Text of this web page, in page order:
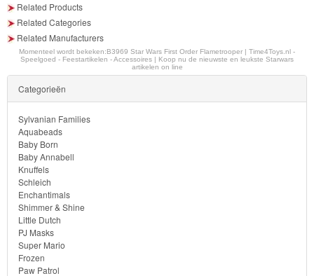
Goede
dinosaurus
Dora
-
Diego
Hello
Kitty
Blaze
Looney
tunes
Related Products
Related Categories
Related Manufacturers
Momenteel wordt bekeken:B3969 Star Wars First Order Flametrooper | Time4Toys.nl -
Speelgoed - Feestartikelen - Accessoires | Koop nu de nieuwste en leukste Starwars
artikelen on line
Categorieën
Sylvanian Families
Aquabeads
Baby Born
Baby Annabell
Knuffels
Schleich
Enchantimals
Shimmer & Shine
Little Dutch
PJ Masks
Super Mario
Frozen
Paw Patrol